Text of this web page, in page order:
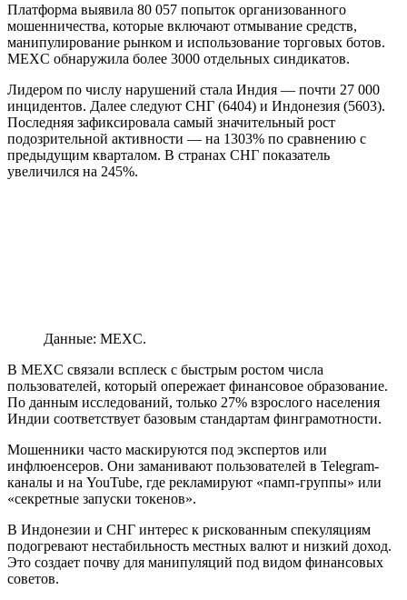
Платформа выявила 80 057 попыток организованного
мошенничества, которые включают отмывание средств,
манипулирование рынком и использование торговых ботов.
MEXC обнаружила более 3000 отдельных синдикатов.
Лидером по числу нарушений стала Индия — почти 27 000
инцидентов. Далее следуют СНГ (6404) и Индонезия (5603).
Последняя зафиксировала самый значительный рост
подозрительной активности — на 1303% по сравнению с
предыдущим кварталом. В странах СНГ показатель
увеличился на 245%.
Данные: MEXC.
В MEXC связали всплеск с быстрым ростом числа
пользователей, который опережает финансовое образование.
По данным исследований, только 27% взрослого населения
Индии соответствует базовым стандартам финграмотности.
Мошенники часто маскируются под экспертов или
инфлюенсеров. Они заманивают пользователей в Telegram-
каналы и на YouTube, где рекламируют «памп-группы» или
«секретные запуски токенов».
В Индонезии и СНГ интерес к рискованным спекуляциям
подогревают нестабильность местных валют и низкий доход.
Это создает почву для манипуляций под видом финансовых
советов.